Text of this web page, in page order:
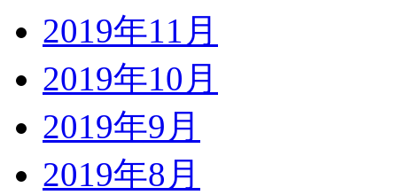
2019年11月
2019年10月
2019年9月
2019年8月